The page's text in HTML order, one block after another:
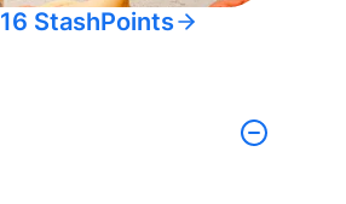
16 StashPoints